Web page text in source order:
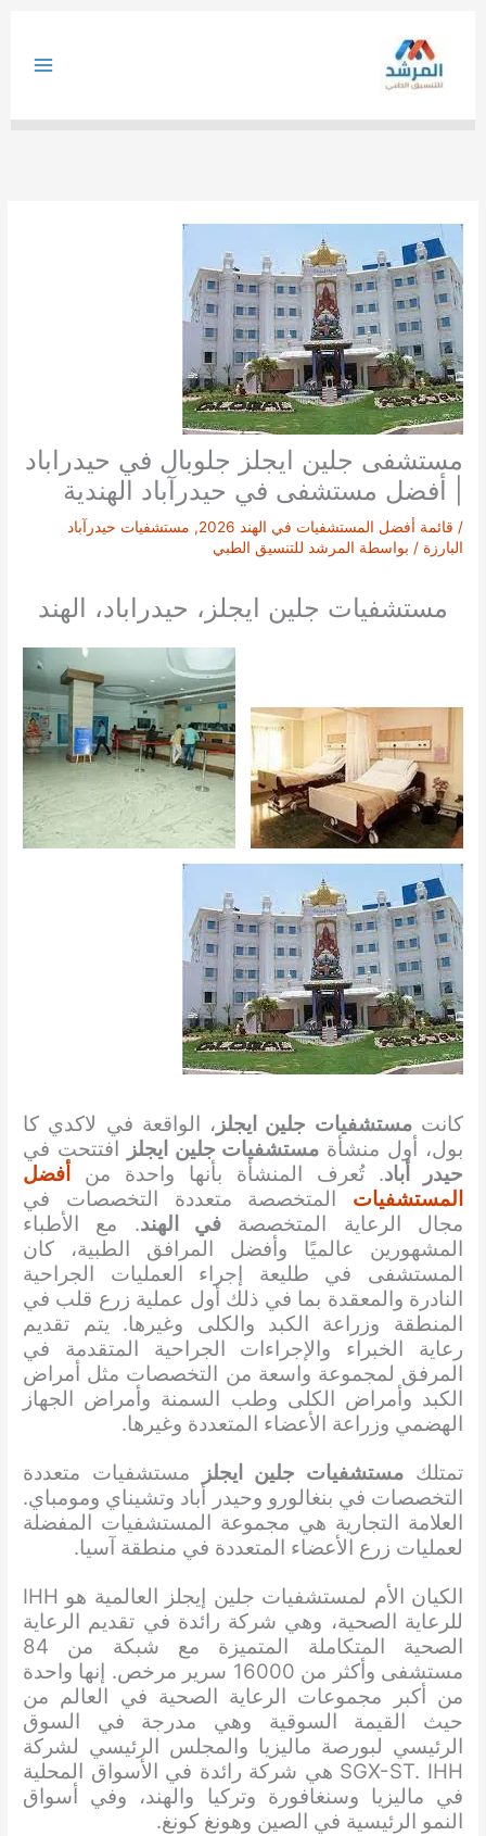
مستشفى جلين ايجلز جلوبال في حيدراباد
| أفضل مستشفى في حيدرآباد الهندية
/ قائمة أفضل المستشفيات في الهند 2026 , مستشفيات حيدرآباد
البارزة / بواسطة المرشد للتنسيق الطبي
مستشفيات جلين ايجلز، حيدراباد، الهند
كانتمستشفيات جلين ايجلز ، الواقعة في لاكدي كا
بول، أول منشأة مستشفيات جلين ايجلز افتتحت في
حيدر أباد. تُعرف المنشأة بأنها واحدة من
أفضل
المستشفيات المتخصصة متعددة التخصصات في
مجال الرعاية المتخصصة في الهند. مع الأطباء
المشهورين عالميًا وأفضل المرافق الطبية، كان
المستشفى في طليعة إجراء العمليات الجراحية
النادرة والمعقدة بما في ذلك أول عملية زرع قلب في
المنطقة وزراعة الكبد والكلى وغيرها. يتم تقديم
رعاية الخبراء والإجراءات الجراحية المتقدمة في
المرفق لمجموعة واسعة من التخصصات مثل أمراض
الكبد وأمراض الكلى وطب السمنة وأمراض الجهاز
الهضمي وزراعة الأعضاء المتعددة وغيرها.
تمتلكمستشفيات جلين ايجلز
مستشفيات متعددة
التخصصات في بنغالورو وحيدر أباد وتشيناي ومومباي.
العلامة التجارية هي مجموعة المستشفيات المفضلة
لعمليات زرع الأعضاء المتعددة في منطقة آسيا.
الكيان الأم لمستشفيات جلين إيجلز العالمية هو IHH
للرعاية الصحية، وهي شركة رائدة في تقديم الرعاية
الصحية المتكاملة المتميزة مع شبكة من 84
مستشفى وأكثر من 16000 سرير مرخص. إنها واحدة
من أكبر مجموعات الرعاية الصحية في العالم من
حيث القيمة السوقية وهي مدرجة في السوق
الرئيسي لبورصة ماليزيا والمجلس الرئيسي لشركة
SGX-ST. IHH هي شركة رائدة في الأسواق المحلية
في ماليزيا وسنغافورة وتركيا والهند، وفي أسواق
النمو الرئيسية في الصين وهونغ كونغ.